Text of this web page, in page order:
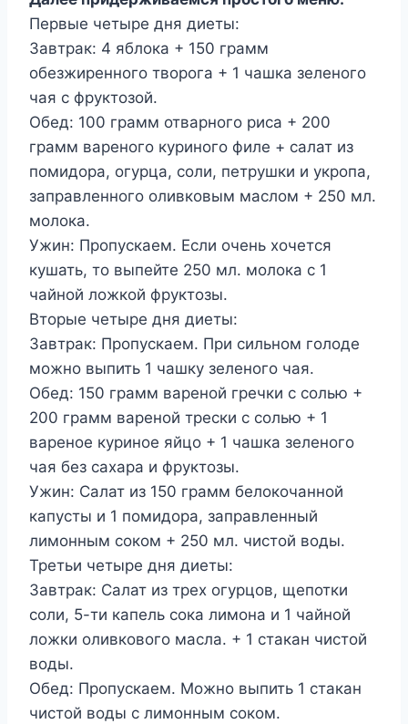
Первые четыре дня диеты:
Завтрак: 4 яблока + 150 грамм
обезжиренного творога + 1 чашка зеленого
чая с фруктозой.
Обед: 100 грамм отварного риса + 200
грамм вареного куриного филе + салат из
помидора, огурца, соли, петрушки и укропа,
заправленного оливковым маслом + 250 мл.
молока.
Ужин: Пропускаем. Если очень хочется
кушать, то выпейте 250 мл. молока с 1
чайной ложкой фруктозы.
Вторые четыре дня диеты:
Завтрак: Пропускаем. При сильном голоде
можно выпить 1 чашку зеленого чая.
Обед: 150 грамм вареной гречки с солью +
200 грамм вареной трески с солью + 1
вареное куриное яйцо + 1 чашка зеленого
чая без сахара и фруктозы.
Ужин: Салат из 150 грамм белокочанной
капусты и 1 помидора, заправленный
лимонным соком + 250 мл. чистой воды.
Третьи четыре дня диеты:
Завтрак: Салат из трех огурцов, щепотки
соли, 5-ти капель сока лимона и 1 чайной
ложки оливкового масла. + 1 стакан чистой
воды.
Обед: Пропускаем. Можно выпить 1 стакан
чистой воды с лимонным соком.